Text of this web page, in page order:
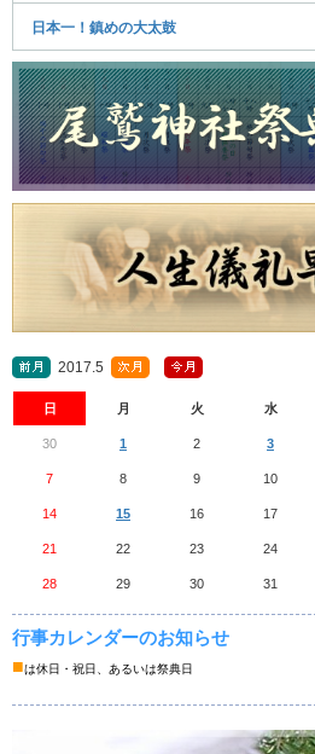
日本一！鎮めの大太鼓
2017.5
日 月 火 水
30 1 2 3
7 8 9 10
14 15 16 17
21 22 23 24
28 29 30 31
行事カレンダーのお知らせ
■は休日・祝日、あるいは祭典日